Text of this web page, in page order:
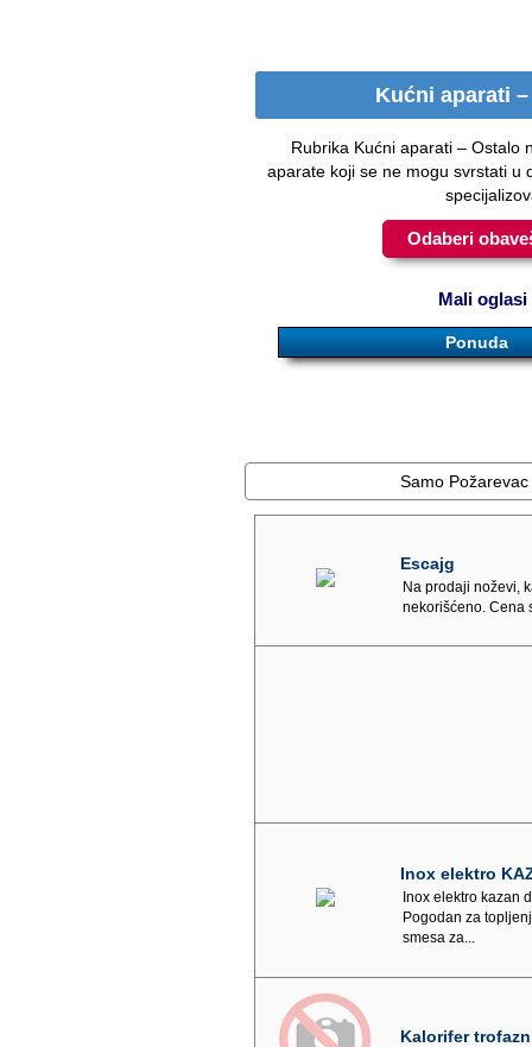
Kućni aparati
Rubrika Kućni aparati – Ostalo
aparate koji se ne mogu svrstati u
Odaberi
Mali oglasi
Ponuda
Samo Požarevac
Escajg
Na prodaji noževi,
nekorišćeno. Cena
Inox elektro
Inox elektro kazan
Pogodan za
smesa za...
Kalorifer